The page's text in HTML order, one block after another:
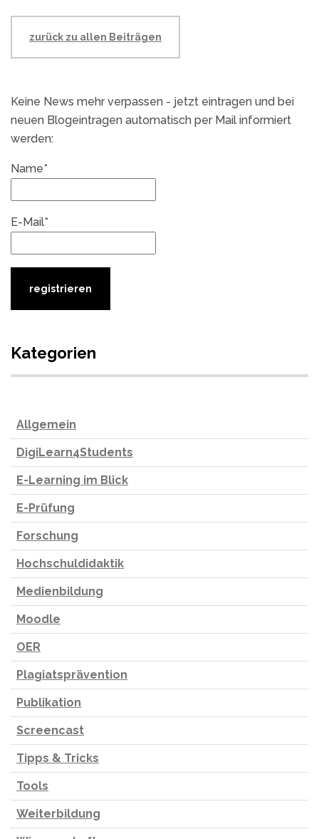
zurück zu allen Beiträgen
Keine News mehr verpassen - jetzt eintragen und bei
neuen Blogeintragen automatisch per Mail informiert
werden:
Name*
E-Mail*
Kategorien
Allgemein
DigiLearn4Students
E-Learning im Blick
E-Prüfung
Forschung
Hochschuldidaktik
Medienbildung
Moodle
OER
Plagiatsprävention
Publikation
Screencast
Tipps & Tricks
Tools
Weiterbildung